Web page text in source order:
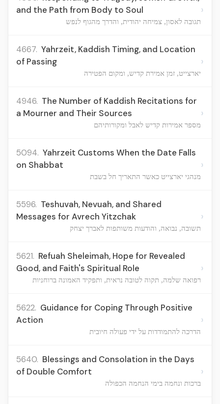
and the Path from Body to Soul
תגובה לאסון, צמיחה יהודית, והדרך מהגוף לנפש
›
4667. Yahrzeit, Kaddish Timing, and Location
of Passing
יארצייט, זמן אמירת קדיש, ומקום הפטירה
›
4946. The Number of Kaddish Recitations for
a Mourner and Their Sources
מספר אמירות קדיש לאבל ומקורותיהם
›
5094. Yahrzeit Customs When the Date Falls
on Shabbat
מנהגי יארצייט כאשר התאריך חל בשבת
›
5596. Teshuvah, Nevuah, and Shared
Messages for Avrech Yitzchak
תשובה, נבואה, והודעות משותפות לאברך יצחק
›
5621. Refuah Sheleimah, Hope for Revealed
Good, and Faith's Spiritual Role
רפואה שלמה, תקוה לטובה נראית, ותפקיד האמונה ברוחניות
›
5622. Guidance for Coping Through Positive
Action
הדרכה להתמודדות על ידי פעולה חיובית
›
5640. Blessings and Consolation in the Days
of Double Comfort
ברכות ונחמה בימי הנחמה הכפולה
›